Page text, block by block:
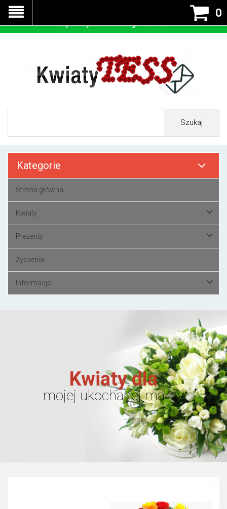
0
Szukaj
Kategorie
Strona główna
Kwiaty
Prezenty
Życzenia
Informacje
Kwiaty dla
mojej ukochanej mamy
Nasza strona korzysta z cookies - czyli tzw ciastek w celu
prawidłowego działania. Zaakceptuj przyjmowanie cookies
aby korzystać z naszego serwisu.